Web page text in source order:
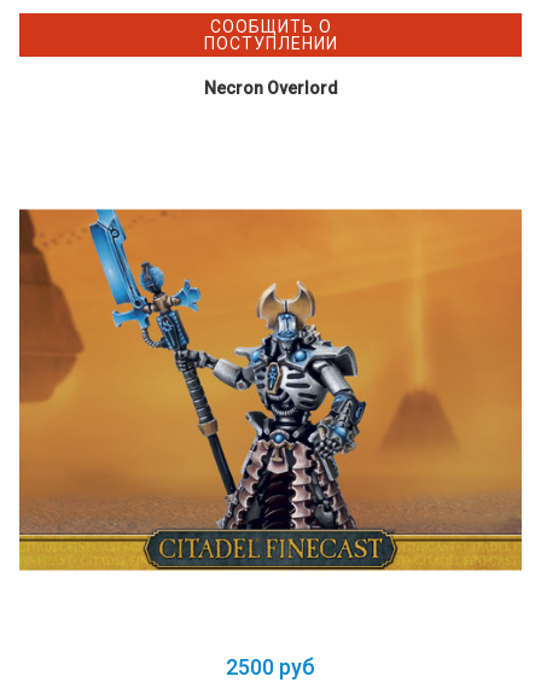
СООБЩИТЬ О
ПОСТУПЛЕНИИ
Necron Overlord
2500 руб